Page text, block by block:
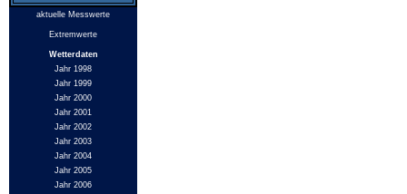
aktuelle Messwerte
Extremwerte
Wetterdaten
Jahr 1998
Jahr 1999
Jahr 2000
Jahr 2001
Jahr 2002
Jahr 2003
Jahr 2004
Jahr 2005
Jahr 2006